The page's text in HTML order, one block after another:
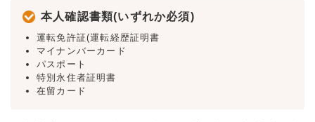
本人確認書類(いずれか必須)
運転免許証(運転経歴証明書
マイナンバーカード
パスポート
特別永住者証明書
在留カード